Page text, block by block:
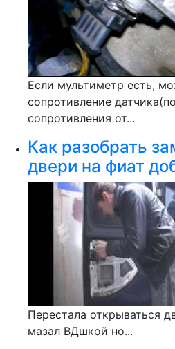
Если мультиметр есть,
сопротивление
сопротивления от...
Как разобрать
двери на фиат
Перестала открываться
мазал ВДшкой но...